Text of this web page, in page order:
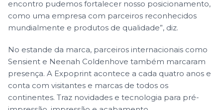
encontro pudemos fortalecer nosso posicionamento,
como uma empresa com parceiros reconhecidos
mundialmente e produtos de qualidade”, diz.
No estande da marca, parceiros internacionais como
Sensient e Neenah Coldenhove também marcaram
presença. A Expoprint acontece a cada quatro anos e
conta com visitantes e marcas de todos os
continentes. Traz novidades e tecnologia para pré-